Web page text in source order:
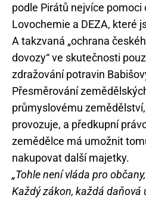
podle Pirátů nejvíce
Lovochemie a DEZA, které
A takzvaná „ochrana
dovozy“ ve skutečnosti
zdražování potravin
Přesměrování
průmyslovému
provozuje, a předkupní
zemědělce má umožnit
nakupovat další majetky.
„Tohle není vláda pro
Každý zákon, každá daňová